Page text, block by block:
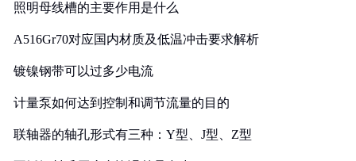
照明母线槽的主要作用是什么
A516Gr70对应国内材质及低温冲击要求解析
镀镍钢带可以过多少电流
计量泵如何达到控制和调节流量的目的
联轴器的轴孔形式有三种：Y型、J型、Z型